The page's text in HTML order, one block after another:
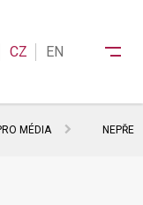
CZ EN
MÉDIA